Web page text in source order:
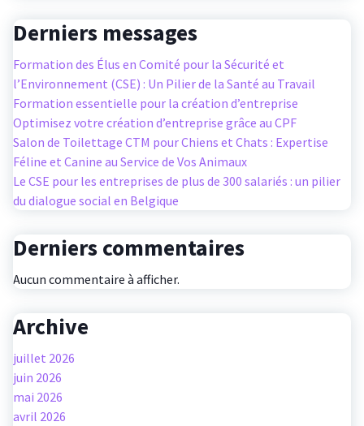
Derniers messages
Formation des Élus en Comité pour la Sécurité et
l’Environnement (CSE) : Un Pilier de la Santé au Travail
Formation essentielle pour la création d’entreprise
Optimisez votre création d’entreprise grâce au CPF
Salon de Toilettage CTM pour Chiens et Chats : Expertise
Féline et Canine au Service de Vos Animaux
Le CSE pour les entreprises de plus de 300 salariés : un pilier
du dialogue social en Belgique
Derniers commentaires
Aucun commentaire à afficher.
Archive
juillet 2026
juin 2026
mai 2026
avril 2026